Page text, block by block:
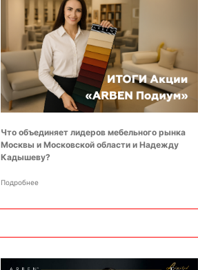
Что объединяет лидеров мебельного рынка
Москвы и Московской области и Надежду
Кадышеву?
Подробнее